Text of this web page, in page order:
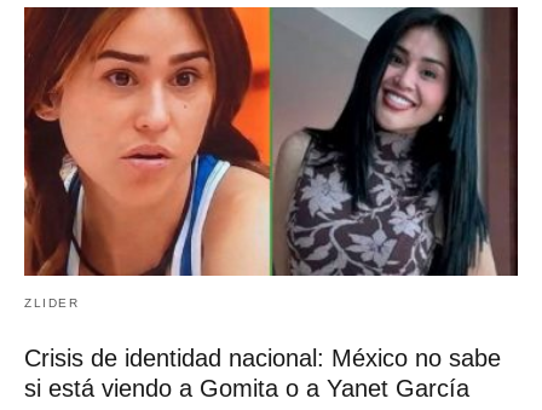
ZLIDER
Crisis de identidad nacional: México no sabe
si está viendo a Gomita o a Yanet García